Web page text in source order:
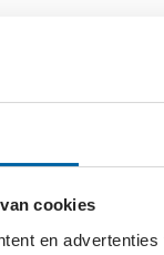
cookies
en